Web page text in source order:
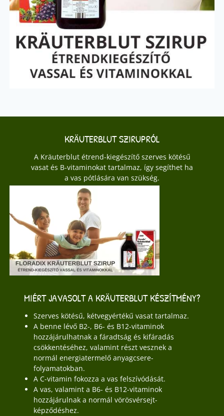
KRÄUTERBLUT SZIRUPRÓL
A Kräuterblut étrend-kiegészítő szerves kötésű
vasat és B-vitaminokat tartalmaz, így segíthet ha
a vas pótlására van szükség.
MIÉRT JAVASOLT A KRÄUTERBLUT KÉSZÍTMÉNY?
Szerves kötésű, kétvegyértékű vasat tartalmaz.
A benne lévő B2-, B6- és B12-vitaminok
hozzájárulhatnak a fáradtság és kifáradás
csökkentéséhez, valamint részt vesznek a
normál energiatermelő anyagcsere-
folyamatokban.
A C-vitamin fokozza a vas felszívódását.
A vas, valamint a B6- és B12-vitaminok
hozzájárulnak a normál vörösvérsejt-
képződéshez.